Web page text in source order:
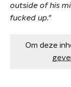
outside of his
fucked up."
Om deze